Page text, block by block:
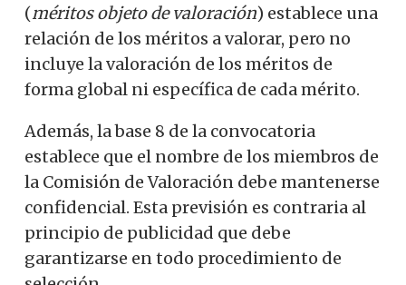
(méritos objeto de valoración) establece una
relación de los méritos a valorar, pero no
incluye la valoración de los méritos de
forma global ni específica de cada mérito.
Además, la base 8 de la convocatoria
establece que el nombre de los miembros de
la Comisión de Valoración debe mantenerse
confidencial. Esta previsión es contraria al
principio de publicidad que debe
garantizarse en todo procedimiento de